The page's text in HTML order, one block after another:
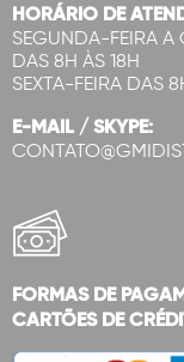
HORÁRIO DE
SEGUNDA-FEIRA A
DAS 8H ÀS 18H
SEXTA-FEIRA DAS
E-MAIL / SKYPE:
FORMAS DE
CARTÕES DE